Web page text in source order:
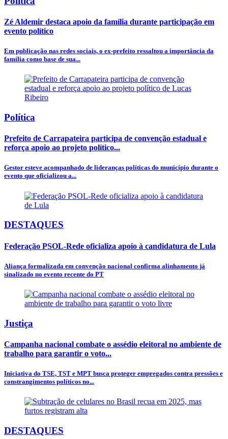
Zé Aldemir destaca apoio da família durante participação em
evento político
Em publicação nas redes sociais, o ex-prefeito ressaltou a importância da
família como base de sua...
Política
Prefeito de Carrapateira participa de convenção estadual e
reforça apoio ao projeto político...
Gestor esteve acompanhado de lideranças políticas do município durante o
evento que oficializou a...
DESTAQUES
Federação PSOL-Rede oficializa apoio à candidatura de Lula
Aliança formalizada em convenção nacional confirma alinhamento já
sinalizado no evento recente do PT
Justiça
Campanha nacional combate o assédio eleitoral no ambiente de
trabalho para garantir o voto...
Iniciativa do TSE, TST e MPT busca proteger empregados contra pressões e
constrangimentos políticos no...
DESTAQUES